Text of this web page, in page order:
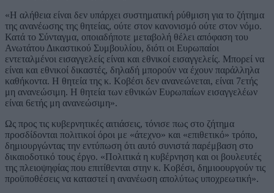
«Η αλήθεια είναι δεν υπάρχει συστηματική ρύθμιση για το ζήτημα
της ανανέωσης της θητείας, ούτε στον κανονισμό ούτε στον νόμο.
Κατά το Σύνταγμα, οποιαδήποτε μεταβολή θέλει απόφαση του
Ανωτάτου Δικαστικού Συμβουλίου, διότι οι Ευρωπαίοι
εντεταλμένοι εισαγγελείς είναι και εθνικοί εισαγγελείς. Μπορεί να
είναι και εθνικοί δικαστές, δηλαδή μπορούν να έχουν παράλληλα
καθήκοντα. Η θητεία της κ. Κοβέσι δεν ανανεώνεται, είναι 7ετής
μη ανανεώσιμη. Η θητεία των εθνικών Ευρωπαίων εισαγγελέων
είναι 6ετής μη ανανεώσιμη».
Ως προς τις κυβερνητικές αιτιάσεις, τόνισε πως στο ζήτημα
προσδίδονται πολιτικοί όροι με «άτεχνο» και «επιθετικό» τρόπο,
δημιουργώντας την εντύπωση ότι αυτό συνιστά παρέμβαση στο
δικαιοδοτικό τους έργο. «Πολιτικά η κυβέρνηση και οι βουλευτές
της πλειοψηφίας που επιτίθενται στην κ. Κοβέσι, δημιοουργούν τις
προϋποθέσεις να καταστεί η ανανέωση απολύτως υποχρεωτική».